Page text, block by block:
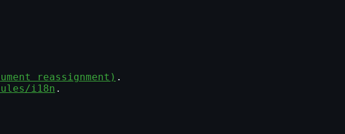
reassignment) .
i18n .